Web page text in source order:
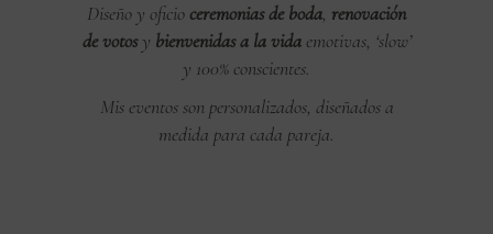
Diseño y oficio ceremonias de boda, renovación
de votosy bienvenidas a la vidaemotivas, ‘slow’
y 100% conscientes.
Mis eventos son personalizados, diseñados a
medida para cada pareja.